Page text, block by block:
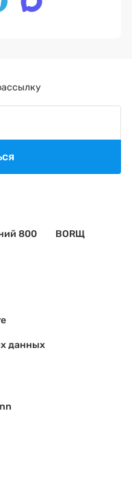
800 BORЩ
данных